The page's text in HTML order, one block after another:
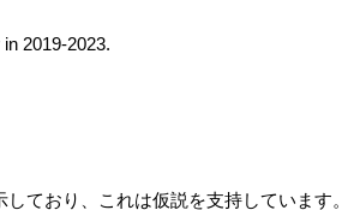
2019-2023.
ており、これは仮説を支持しています。